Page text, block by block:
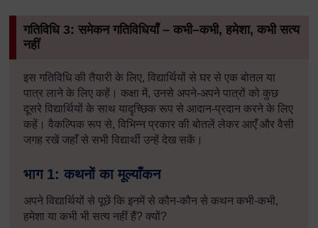
गतिविधि 3: समेकन गतिविधियाँ – कभी–कभी, हमेशा, कभी सत्य
नहीं
इस गतिविधि की तैयारी के लिए, विद्यार्थियों से घर से एक बोतल या
पात्र लाने के लिए कहें। कक्षा में, उनसे अपने-अपने पात्रों को कुछ
दूसरे विद्यार्थियों के साथ यादृच्छिक रूप से आदान-प्रदान करने के लिए
कहें। वैकल्पिक रूप से, विभिन्न प्रकार की बोतलें लेकर आएँ और वैसी
जगह रखें जहाँ से सभी विद्यार्थी उन्हें देख सकें।
भाग 1: कथनों का मूल्याँकन
अपने विद्यार्थियों से पूछें कि इनमें से कौन-कौन से कथन कभी-कभी,
हमेशा या कभी भी सत्य नहीं हैं? क्यों?